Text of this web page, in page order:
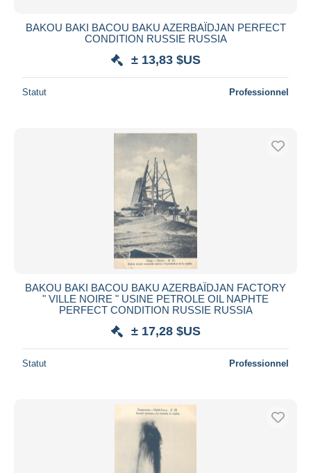
BAKOU BAKI BACOU BAKU AZERBAÏDJAN PERFECT
CONDITION RUSSIE RUSSIA
± 13,83 $US
Statut Professionnel
BAKOU BAKI BACOU BAKU AZERBAÏDJAN FACTORY
" VILLE NOIRE " USINE PETROLE OIL NAPHTE
PERFECT CONDITION RUSSIE RUSSIA
± 17,28 $US
Statut Professionnel